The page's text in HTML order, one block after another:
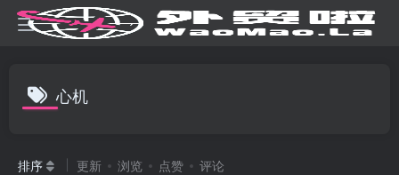
心机
排序 更新 浏览 点赞 评论